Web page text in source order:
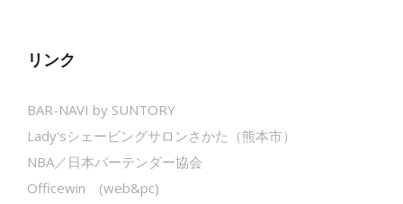
リンク
BAR-NAVI by SUNTORY
Lady'sシェービングサロンさかた（熊本市）
NBA／日本バーテンダー協会
Officewin (web&pc)